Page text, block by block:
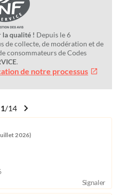
la qualité ! Depuis le 6
de collecte, de modération et de
consommateurs de Codes
.
de notre processus
1/14
2026)
Signaler